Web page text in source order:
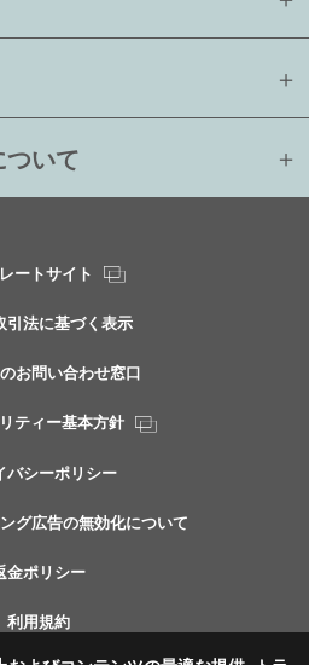
いて
ートサイト
引法に基づく表示
お問い合わせ窓口
ティー基本方針
バシーポリシー
グ広告の無効化について
金ポリシー
利用規約